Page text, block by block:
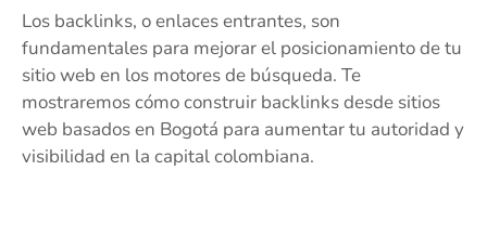
Los backlinks, o enlaces entrantes, son
fundamentales para mejorar el posicionamiento de tu
sitio web en los motores de búsqueda. Te
mostraremos cómo construir backlinks desde sitios
web basados en Bogotá para aumentar tu autoridad y
visibilidad en la capital colombiana.